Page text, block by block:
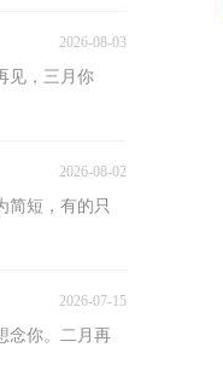
2026-08-03
见，三月你
2026-08-02
简短，有的只
2026-07-15
念你。二月再